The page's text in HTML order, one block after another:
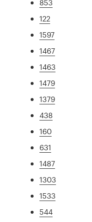
853
122
1597
1467
1463
1479
1379
438
160
631
1487
1303
1533
544